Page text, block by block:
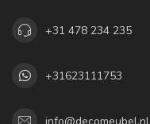
+31 478 234 235
+31623111753